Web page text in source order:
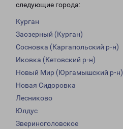
следующие города:
Курган
Заозерный (Курган)
Сосновка (Каргапольский р-н)
Иковка (Кетовский р-н)
Новый Мир (Юргамышский р-н)
Новая Сидоровка
Лесниково
Юлдус
Звериноголовское